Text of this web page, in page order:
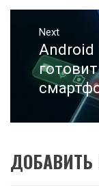
Next
Next
post:
Android